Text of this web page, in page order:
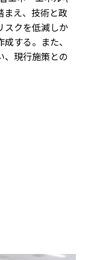
まえ、技術と政
スクを低減しか
する。また、
、現行施策との